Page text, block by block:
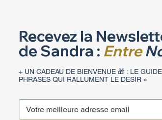
Recevez la
de Sandra : Entre
+ UN CADEAU DE BIENVENUE 🎁 : LE
PHRASES QUI RALLUMENT LE DESIR »